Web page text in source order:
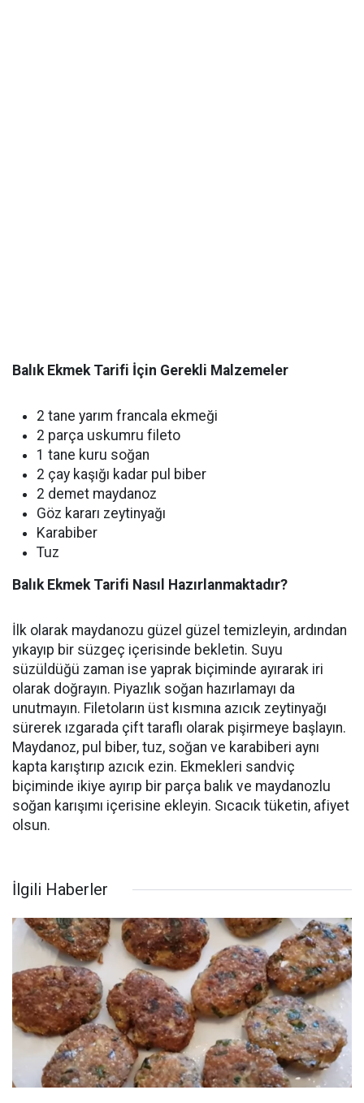
Balık Ekmek Tarifi İçin Gerekli Malzemeler
2 tane yarım francala ekmeği
2 parça uskumru fileto
1 tane kuru soğan
2 çay kaşığı kadar pul biber
2 demet maydanoz
Göz kararı zeytinyağı
Karabiber
Tuz
Balık Ekmek Tarifi Nasıl Hazırlanmaktadır?
İlk olarak maydanozu güzel güzel temizleyin, ardından
yıkayıp bir süzgeç içerisinde bekletin. Suyu
süzüldüğü zaman ise yaprak biçiminde ayırarak iri
olarak doğrayın. Piyazlık soğan hazırlamayı da
unutmayın. Filetoların üst kısmına azıcık zeytinyağı
sürerek ızgarada çift taraflı olarak pişirmeye başlayın.
Maydanoz, pul biber, tuz, soğan ve karabiberi aynı
kapta karıştırıp azıcık ezin. Ekmekleri sandviç
biçiminde ikiye ayırıp bir parça balık ve maydanozlu
soğan karışımı içerisine ekleyin. Sıcacık tüketin, afiyet
olsun.
İlgili Haberler